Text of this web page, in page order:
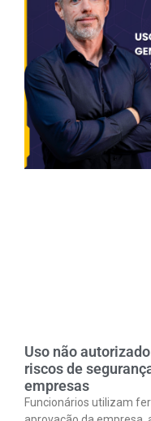
Uso não
riscos de
empresas
Funcionários utilizam